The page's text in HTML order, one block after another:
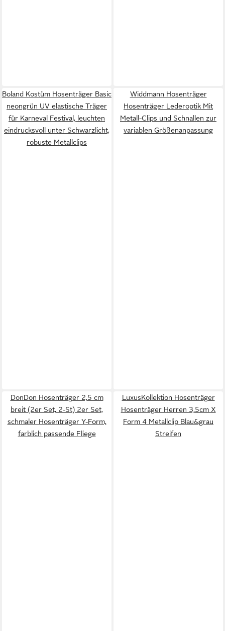
Boland Kostüm Hosenträger Basic
neongrün UV elastische Träger
für Karneval Festival, leuchten
eindrucksvoll unter Schwarzlicht,
robuste Metallclips
Widdmann Hosenträger
Hosenträger Lederoptik Mit
Metall-Clips und Schnallen zur
variablen Größenanpassung
DonDon Hosenträger 2,5 cm
breit (2er Set, 2-St) 2er Set,
schmaler Hosenträger Y-Form,
farblich passende Fliege
LuxusKollektion Hosenträger
Hosenträger Herren 3,5cm X
Form 4 Metallclip Blau&grau
Streifen